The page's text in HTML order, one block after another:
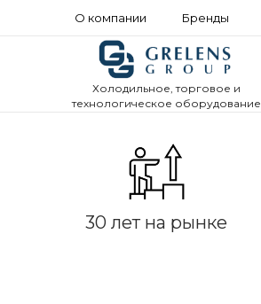
О компании Бренды
Холодильное, торговое и
технологическое оборудование
30 лет на рынке